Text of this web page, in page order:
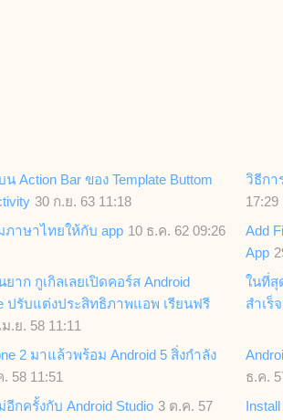
Action Bar ของ Template Buttom
30 ก.ย. 63 11:18
วิธีกา
17:29
ภาษาไทยให้กับ app 10 ธ.ค. 62 09:26
Add
App
ยาก กูเกิลเลยเปิดคอร์ส Android
ปรับแต่งประสิทธิภาพแอพ เรียนฟรี
ม.ย. 58 11:11
ในที่สุ
สำเร็จ
2 มาแล้วพร้อม Android 5 สิ่งกำลัง
58 11:51
ธ.ค.
อีกครั้งกับ Android Studio 3 ต.ค. 57